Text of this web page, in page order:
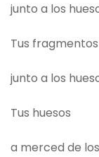
junto a los
Tus
junto a los
Tus huesos
a merced de